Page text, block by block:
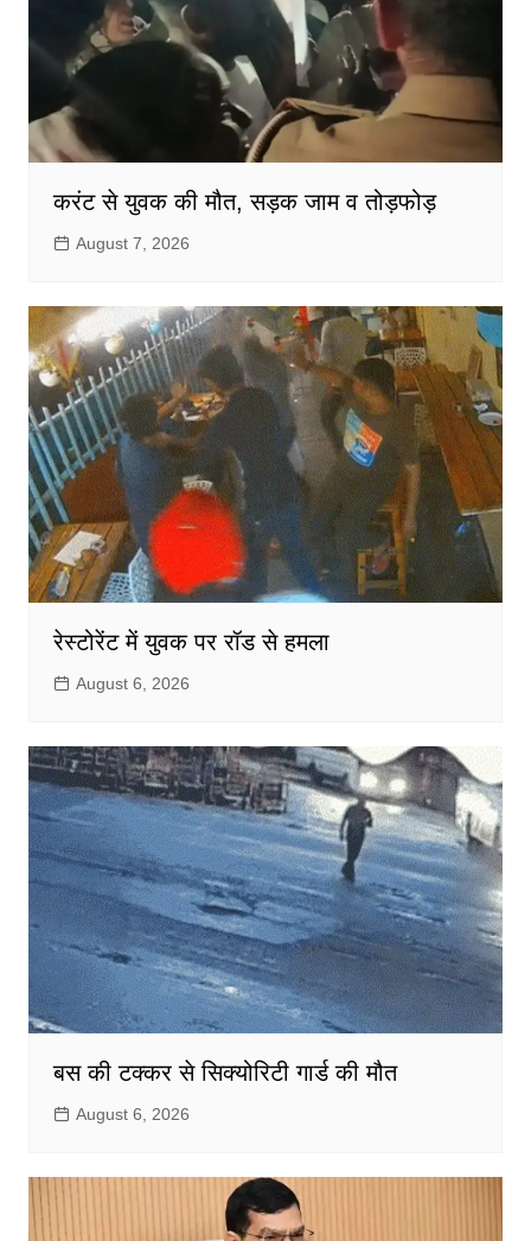
करंट से युवक की मौत, सड़क जाम व तोड़फोड़
August 7, 2026
रेस्टोरेंट में युवक पर रॉड से हमला
August 6, 2026
बस की टक्कर से सिक्योरिटी गार्ड की मौत
August 6, 2026